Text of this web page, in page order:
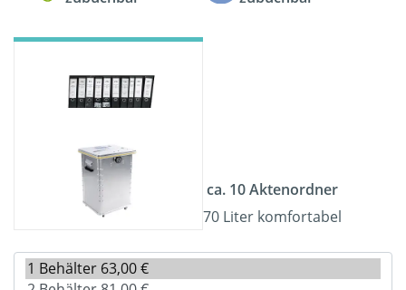
ca. 10 Aktenordner
70 Liter komfortabel